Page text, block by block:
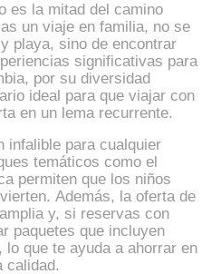
es la mitad del camino
un viaje en familia, no se
playa, sino de encontrar
significativas para
por su diversidad
ideal para que viajar con
en un lema recurrente.
infalible para cualquier
temáticos como el
permiten que los niños
Además, la oferta de
y, si reservas con
paquetes que incluyen
lo que te ayuda a ahorrar en
calidad.